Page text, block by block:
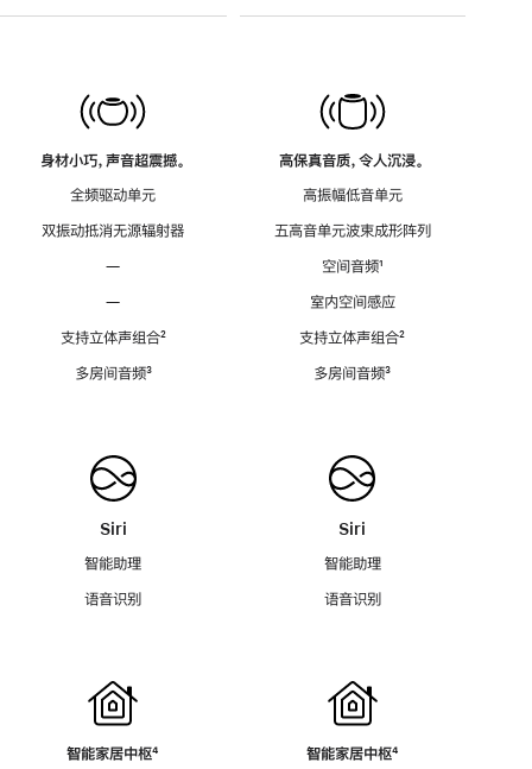
身材小巧，声音超震撼。
全频驱动单元
双振动抵消无源辐射器
—
—
支持立体声组合脚
²
多房间音频脚
³
Siri
智能助理
语音识别
智能家居中枢脚
⁴
高保真音质，令人沉浸。
高振幅低音单元
五高音单元波束成形阵列
空间音频脚
¹
室内空间感应
支持立体声组合脚
²
多房间音频脚
³
Siri
智能助理
语音识别
智能家居中枢脚
⁴